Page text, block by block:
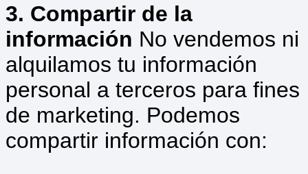
3. Compartir de la
información No vendemos ni
alquilamos tu información
personal a terceros para fines
de marketing. Podemos
compartir información con: